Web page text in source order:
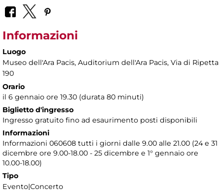
Informazioni
Luogo
Museo dell'Ara Pacis, Auditorium dell'Ara Pacis, Via di Ripetta
190
Orario
il 6 gennaio ore 19.30 (durata 80 minuti)
Biglietto d'ingresso
Ingresso gratuito fino ad esaurimento posti disponibili
Informazioni
Informazioni 060608 tutti i giorni dalle 9.00 alle 21.00 (24 e 31
dicembre ore 9.00-18.00 - 25 dicembre e 1° gennaio ore
10.00-18.00)
Tipo
Evento|Concerto